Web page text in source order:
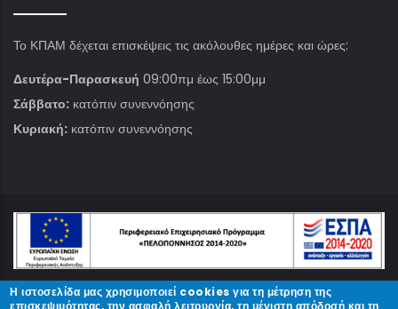
Το ΚΠΑΜ δέχεται επισκέψεις τις ακόλουθες ημέρες και ώρες:
Δευτέρα-Παρασκευή 09:00πμ έως 15:00μμ
Σάββατο: κατόπιν συνεννόησης
Κυριακή: κατόπιν συνεννόησης
Η ιστοσελίδα μας χρησιμοποιεί cookies για τη μέτρηση της
επισκεψιμότητας, την ασφαλή λειτουργία, τη μέγιστη απόδοσή και τη